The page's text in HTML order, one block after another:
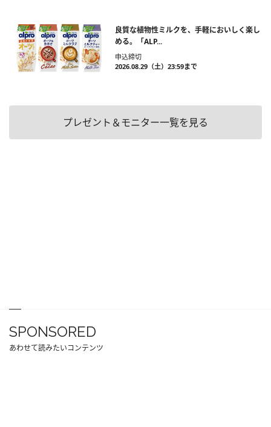
良質な植物性ミルクを、手軽においしく楽し
める。「ALP...
申込締切
2026.08.29（土）23:59まで
プレゼント＆モニター一覧を見る
SPONSORED
あわせて読みたいコンテンツ